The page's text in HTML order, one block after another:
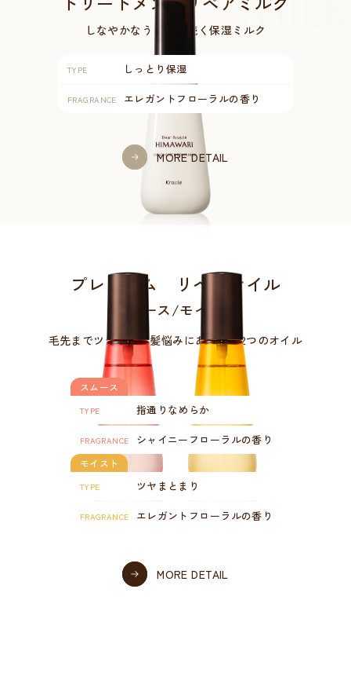
MILK
しなやかなうるおい続く保湿ミルク
TYPE しっとり保湿
FRAGRANCE エレガントフローラルの香り
MORE DETAIL
プレミアム リペアオイル
（スムース/モイスト）
毛先までツヤ輝く、髪悩みにあわせた2つのオイル
スムース
TYPE 指通りなめらか
FRAGRANCE シャイニーフローラルの香り
モイスト
TYPE ツヤまとまり
FRAGRANCE エレガントフローラルの香り
MORE DETAIL